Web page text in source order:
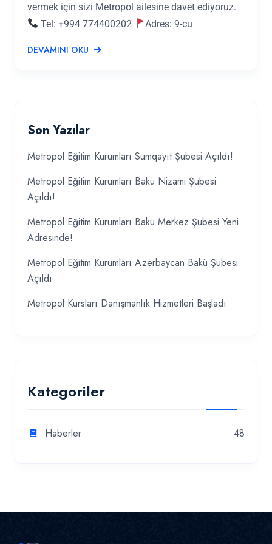
vermek için sizi Metropol ailesine davet ediyoruz.
Tel: +994 774400202
Adres: 9-cu
DEVAMINI OKU
Son Yazılar
Metropol Eğitim Kurumları Sumqayıt Şubesi Açıldı!
Metropol Eğitim Kurumları Bakü Nizami Şubesi
Açıldı!
Metropol Eğitim Kurumları Bakü Merkez Şubesi Yeni
Adresinde!
Metropol Eğitim Kurumları Azerbaycan Bakü Şubesi
Açıldı
Metropol Kursları Danışmanlık Hizmetleri Başladı
Kategoriler
Haberler 48